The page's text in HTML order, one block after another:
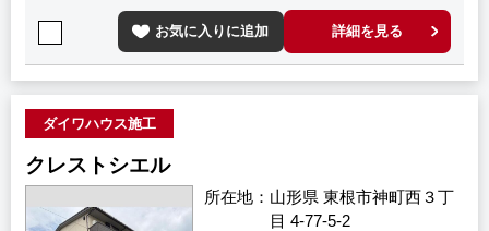
お気に入りに追加 詳細を見る
ダイワハウス施工
クレストシエル
所在地
山形県 東根市神町西３丁
目 4-77-5-2